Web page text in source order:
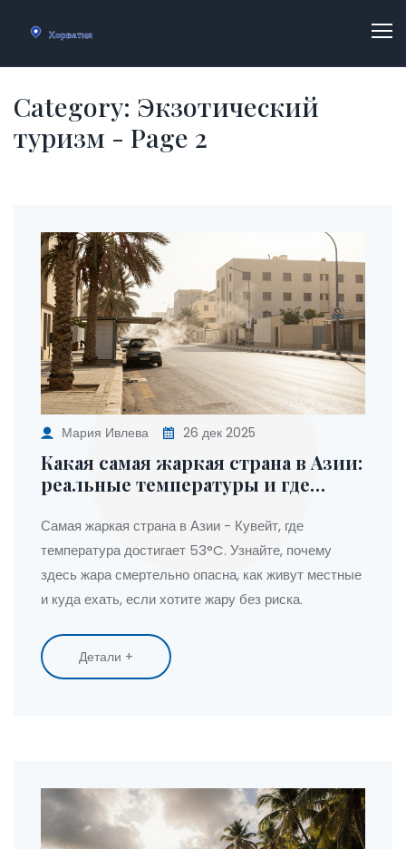
Category: Экзотический
туризм - Page 2
Мария Ивлева 26 дек 2025
Какая самая жаркая страна в Азии:
реальные температуры и где
Самая жаркая страна в Азии - Кувейт, где
температура достигает 53°C. Узнайте, почему
здесь жара смертельно опасна, как живут местные
и куда ехать, если хотите жару без риска.
Детали +